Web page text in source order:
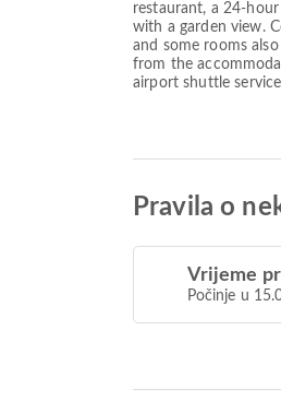
restaurant, a 24-
with a garden view.
and some rooms
from the
airport shuttle
Pravila o
Vrijeme
Počinje u